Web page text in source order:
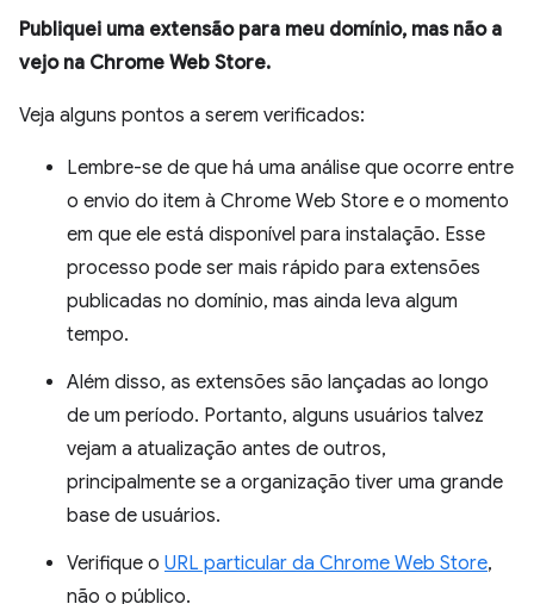
Publiquei uma extensão para meu domínio, mas não a
vejo na Chrome Web Store.
Veja alguns pontos a serem verificados:
Lembre-se de que há uma análise que ocorre entre
o envio do item à Chrome Web Store e o momento
em que ele está disponível para instalação. Esse
processo pode ser mais rápido para extensões
publicadas no domínio, mas ainda leva algum
tempo.
Além disso, as extensões são lançadas ao longo
de um período. Portanto, alguns usuários talvez
vejam a atualização antes de outros,
principalmente se a organização tiver uma grande
base de usuários.
Verifique o URL particular da Chrome Web Store,
não o público.